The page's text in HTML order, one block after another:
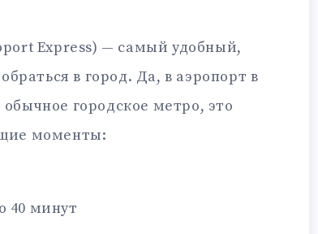
Express) — самый удобный,
в город. Да, в аэропорт в
городское метро, это
моменты:
40 минут